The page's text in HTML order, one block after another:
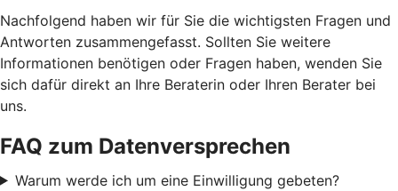
Nachfolgend haben wir für Sie die wichtigsten Fragen und
Antworten zusammengefasst. Sollten Sie weitere
Informationen benötigen oder Fragen haben, wenden Sie
sich dafür direkt an Ihre Beraterin oder Ihren Berater bei
uns.
FAQ zum Datenversprechen
Warum werde ich um eine Einwilligung gebeten?